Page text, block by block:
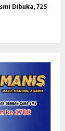
Dibuka, 725